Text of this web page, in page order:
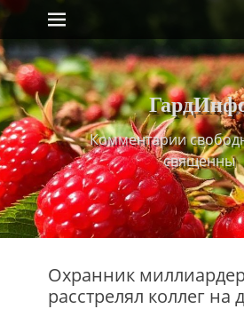
Skip
content
Primary Menu
Комментарии
священны
Охранник
расстрелял коллег на